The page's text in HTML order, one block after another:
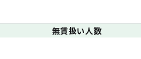
無賃扱い人数